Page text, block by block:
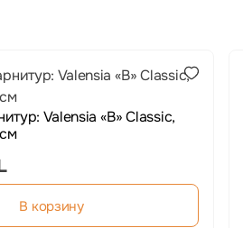
Valensia «B» Classic,
В корзину